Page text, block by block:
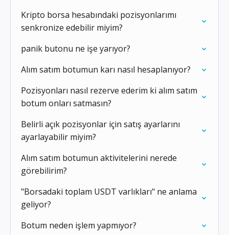
Kripto borsa hesabındaki pozisyonlarımı
senkronize edebilir miyim?
panik butonu ne işe yarıyor?
Alım satım botumun karı nasıl hesaplanıyor?
Pozisyonları nasıl rezerve ederim ki alım satım
botum onları satmasın?
Belirli açık pozisyonlar için satış ayarlarını
ayarlayabilir miyim?
Alım satım botumun aktivitelerini nerede
görebilirim?
"Borsadaki toplam USDT varlıkları" ne anlama
geliyor?
Botum neden işlem yapmıyor?